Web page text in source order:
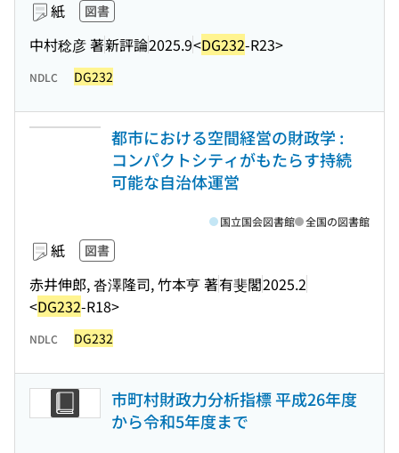
紙 図書
中村稔彦 著新評論2025.9<DG232-R23>
NDLC DG232
都市における空間経営の財政学 :
コンパクトシティがもたらす持続
可能な自治体運営
紙 図書
赤井伸郎, 沓澤隆司, 竹本亨 著有斐閣2025.2
<DG232-R18>
国立国会図書館 全国の図書館
NDLC DG232
市町村財政力分析指標 平成26年度
から令和5年度まで